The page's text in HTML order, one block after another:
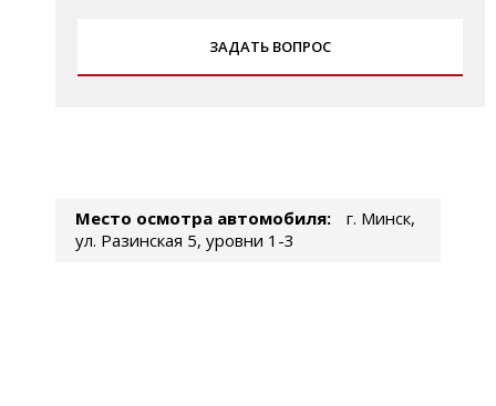
ЗАДАТЬ ВОПРОС
Место осмотра автомобиля:
г. Минск,
ул. Разинская 5, уровни 1-3